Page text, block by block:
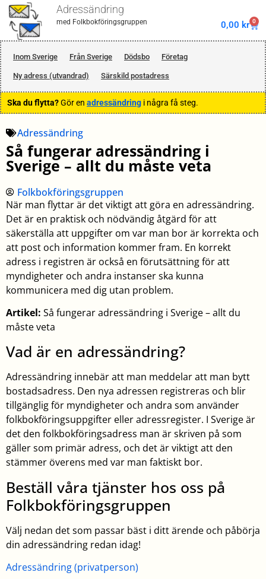
Adressändring
med Folkbokföringsgruppen 0,00 kr 0
Inom Sverige Från Sverige Dödsbo Företag
Ny adress (utvandrad) Särskild postadress
Ska du flytta?Gör en adressändring i några få steg.
Adressändring
Så fungerar adressändring i
Sverige – allt du måste veta
Folkbokföringsgruppen
När man flyttar är det viktigt att göra en adressändring.
Det är en praktisk och nödvändig åtgärd för att
säkerställa att uppgifter om var man bor är korrekta och
att post och information kommer fram. En korrekt
adress i registren är också en förutsättning för att
myndigheter och andra instanser ska kunna
kommunicera med dig utan problem.
Artikel: Så fungerar adressändring i Sverige – allt du
måste veta
Vad är en adressändring?
Adressändring innebär att man meddelar att man bytt
bostadsadress. Den nya adressen registreras och blir
tillgänglig för myndigheter och andra som använder
folkbokföringsuppgifter eller adressregister. I Sverige är
det den folkbokföringsadress man är skriven på som
gäller som primär adress, och det är viktigt att den
stämmer överens med var man faktiskt bor.
Beställ våra tjänster hos oss på
Folkbokföringsgruppen
Välj nedan det som passar bäst i ditt ärende och påbörja
din adressändring redan idag!
Adressändring (privatperson)